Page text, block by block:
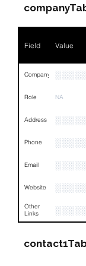
Position
Phone
Email
Links
Field Value
Company
Role NA
Address
Phone
Email
Website
Other
Links